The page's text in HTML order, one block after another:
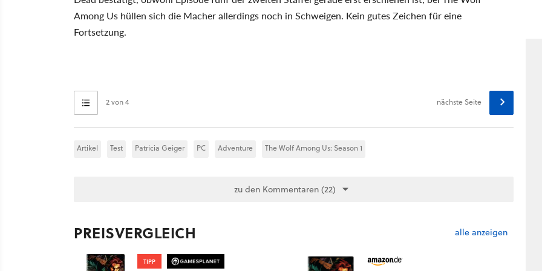
Among Us hüllen sich die Macher allerdings noch in Schweigen. Kein gutes Zeichen für eine
Fortsetzung.
2 von 4 nächste Seite
Artikel Test Patricia Geiger PC Adventure The Wolf Among Us: Season 1
zu den Kommentaren (22)
PREISVERGLEICH alle anzeigen
TIPP